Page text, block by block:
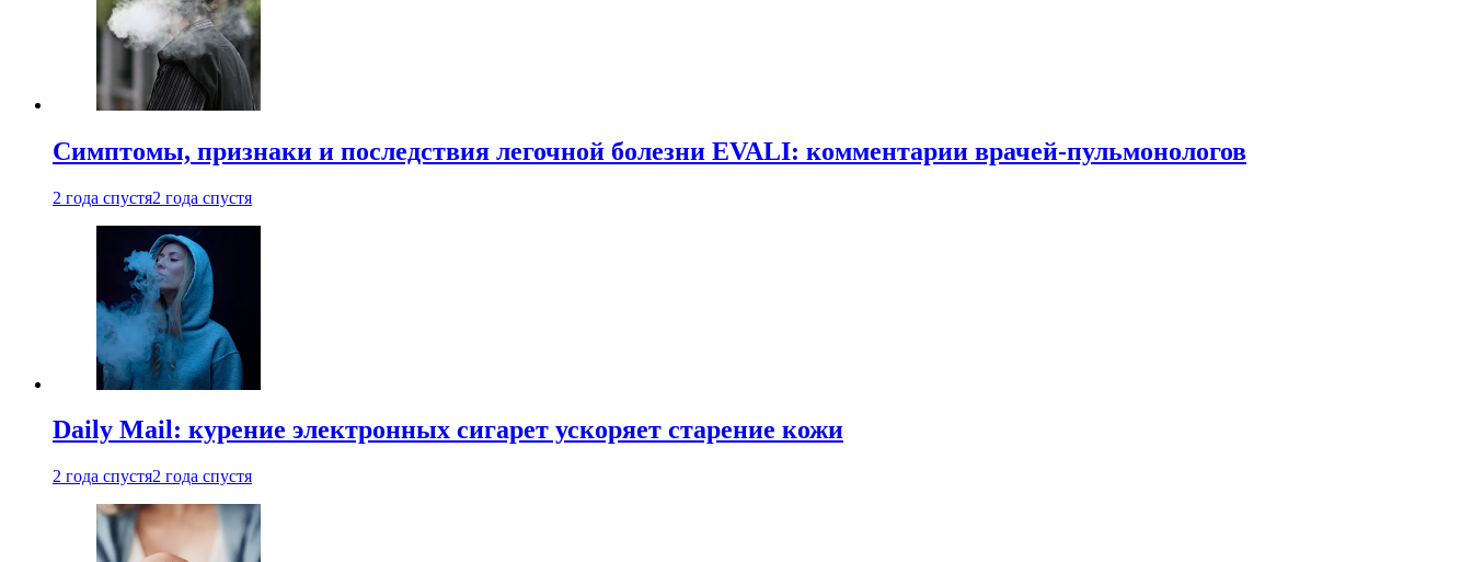
Симптомы, признаки и последствия легочной болезни EVALI: комментарии врачей-пульмонологов
2 года спустя2 года спустя
Daily Mail: курение электронных сигарет ускоряет старение кожи
2 года спустя2 года спустя